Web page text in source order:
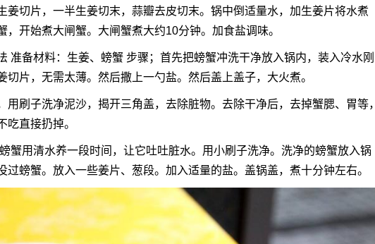
姜切片，一半生姜切末，蒜瓣去皮切末。锅中倒适量水，加生姜片将水煮
，开始煮大闸蟹。大闸蟹煮大约10分钟。加食盐调味。
准备材料：生姜、螃蟹 步骤；首先把螃蟹冲洗干净放入锅内，装入冷水刚
切片，无需太薄。然后撒上一勺盐。然后盖上盖子，大火煮。
用刷子洗净泥沙，揭开三角盖，去除脏物。去除干净后，去掉蟹腮、胃等，
吃直接扔掉。
蟹用清水养一段时间，让它吐吐脏水。用小刷子洗净。洗净的螃蟹放入锅
过螃蟹。放入一些姜片、葱段。加入适量的盐。盖锅盖，煮十分钟左右。